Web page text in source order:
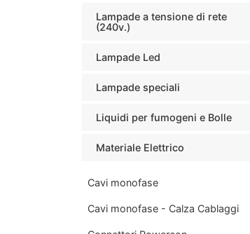
Lampade a tensione di rete
(240v.)
Lampade Led
Lampade speciali
Liquidi per fumogeni e Bolle
Materiale Elettrico
Cavi monofase
Cavi monofase - Calza Cablaggi